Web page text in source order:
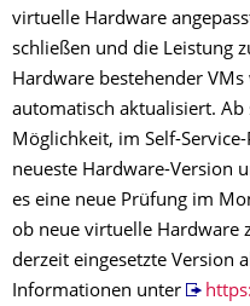
virtuelle Hardware
schließen und die Leistung
Hardware bestehender
automatisch aktualisiert.
Möglichkeit, im Self-
neueste Hardware-Version
es eine neue Prüfung im
ob neue virtuelle Hardware
derzeit eingesetzte Version
Informationen unter